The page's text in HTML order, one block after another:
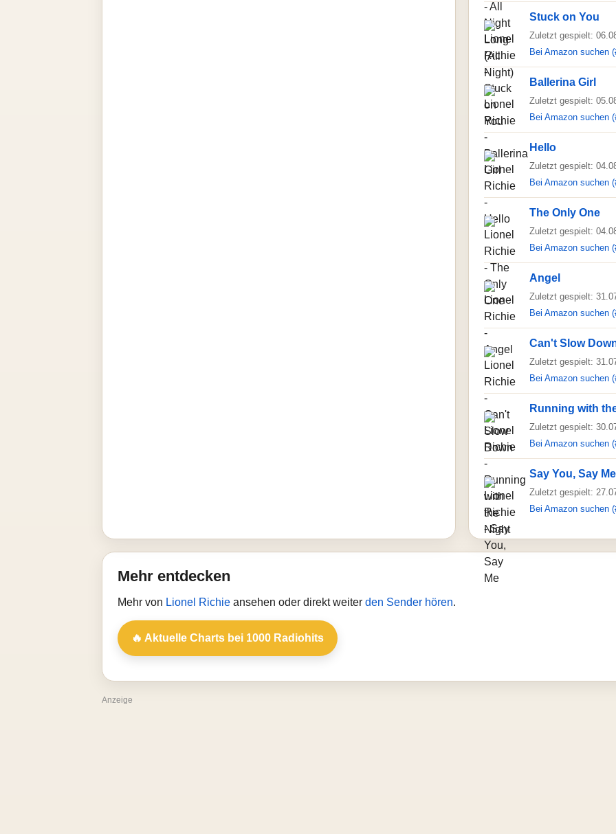
Stuck on You
Zuletzt gespielt:
Bei Amazon suchen
Ballerina Girl
Zuletzt gespielt:
Bei Amazon suchen
Hello
Zuletzt gespielt:
Bei Amazon suchen
The Only One
Zuletzt gespielt:
Bei Amazon suchen
Angel
Zuletzt gespielt:
Bei Amazon suchen
Can't Slow
Zuletzt gespielt:
Bei Amazon suchen
Running with
Zuletzt gespielt:
Bei Amazon suchen
Say You, Say Me
Zuletzt gespielt:
Bei Amazon suchen
Mehr entdecken
Mehr von Lionel Richie ansehen oder direkt weiter den Sender hören.
🔥 Aktuelle Charts bei 1000 Radiohits
Anzeige